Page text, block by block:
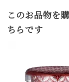
このお品物を
ちらです